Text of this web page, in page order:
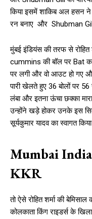
किया इसमें शाकिब अल हसन ने
रन बनाए और Shubman
मुंबई इंडियंस की तरफ से
cummins की बॉल पर Bat
पर लगी और वो आउट हो गए
पारी खेलते हुए 36 बोलों पर
लंबा और इतना ऊंचा छक्का
उन्होंने खड़े होकर उनके इस
सूर्यकुमार यादव का स्वागत
Mumbai
KKR
तो ऐसे रोहित शर्मा की
कोलकाता किंग राइडर्स के